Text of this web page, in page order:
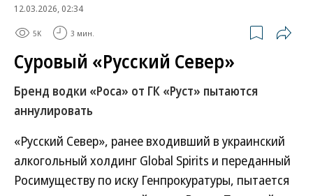
12.03.2026, 02:34
5K 3 мин.
Суровый «Русский Север»
Бренд водки «Роса» от ГК «Руст» пытаются
аннулировать
«Русский Север», ранее входивший в украинский
алкогольный холдинг Global Spirits и переданный
Росимуществу по иску Генпрокуратуры, пытается